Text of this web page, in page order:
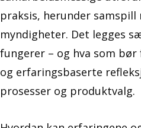
praksis, herunder
myndigheter. Det legges
fungerer – og hva som
og erfaringsbaserte
prosesser og produktvalg.